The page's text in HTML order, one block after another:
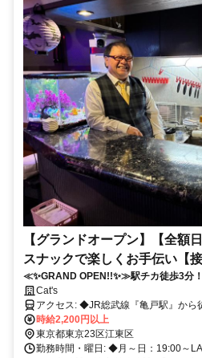
【グランドオープン】【全額
スナックで楽しくお手伝い【
≪✨GRAND OPEN!!✨≫駅チカ徒歩3分
アットホームなお店♪✅店長やママを目指
運営が学べるチャンスも◎
Cat's
アクセス: ◆JR総武線『亀戸駅』から徒歩3分！ 駅チカで各駅からア
クセス良好◎ 学校・仕事、お出かけ帰
葉原駅、新宿駅、中野駅など 各主要
小岩駅や錦糸町駅、船橋駅や幕張駅
時給2,200円以上
東京都東京23区江東区
勤務時間・曜日: ◆月～日：19:00～